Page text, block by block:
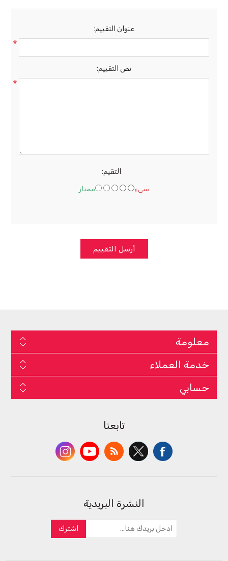
عنوان التقييم:
*
نص التقييم:
*
التقيم:
سىء
ممتاز
أرسل التقييم
معلومة
خدمة العملاء
حسابي
تابعنا
النشرة البريدية
اشترك